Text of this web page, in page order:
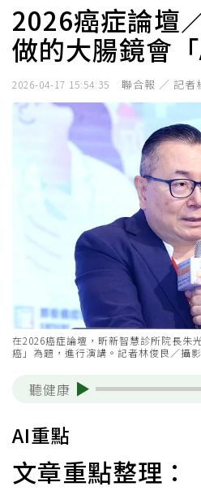
2026癌症論壇
做的大腸鏡會
2026-04-17 15:54:35 聯合報 ／ 記者
在2026癌症論壇，昕新智慧診所院長朱
癌」為題，進行演講。記者林俊良／攝影
聽健康
AI重點
文章重點整理：